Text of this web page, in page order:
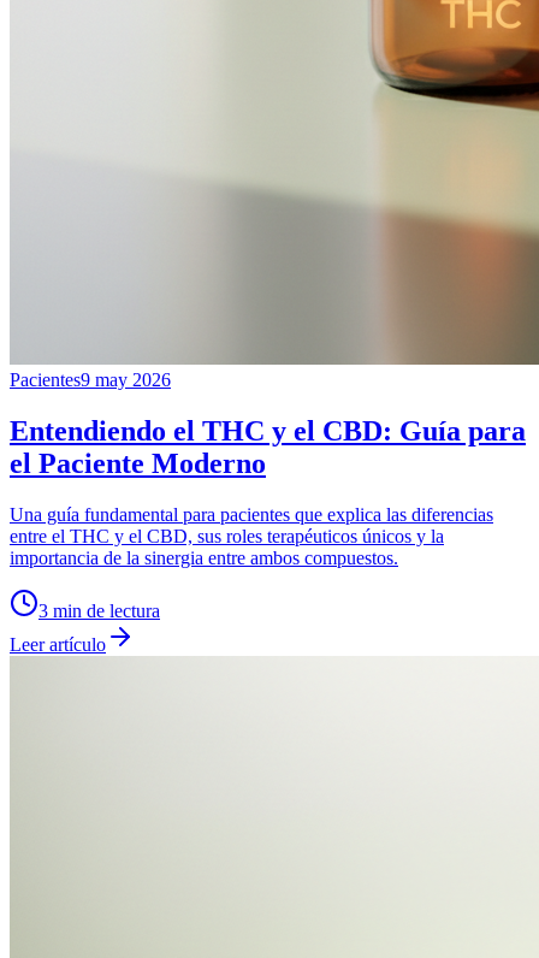
Pacientes9 may 2026
Entendiendo el THC y el CBD: Guía para
el Paciente Moderno
Una guía fundamental para pacientes que explica las diferencias
entre el THC y el CBD, sus roles terapéuticos únicos y la
importancia de la sinergia entre ambos compuestos.
3 min de lectura
Leer artículo